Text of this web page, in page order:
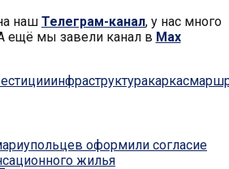
наш Телеграм-канал, у нас много
ещё мы завели канал в Max
инфраструктуракаркас